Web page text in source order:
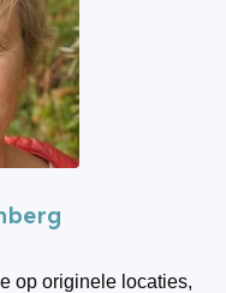
op originele locaties,